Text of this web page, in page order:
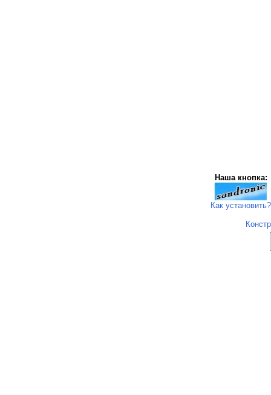
Наша кнопка:
Как установить?